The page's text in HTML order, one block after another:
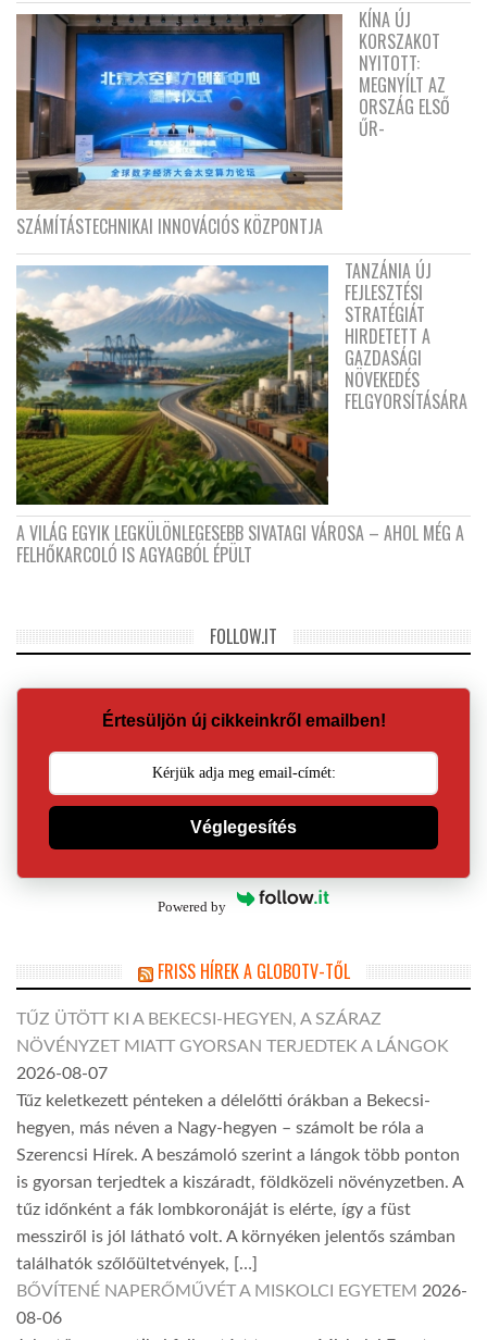
KÍNA ÚJ
KORSZAKOT
NYITOTT:
MEGNYÍLT AZ
ORSZÁG ELSŐ
ŰR-
SZÁMÍTÁSTECHNIKAI INNOVÁCIÓS KÖZPONTJA
TANZÁNIA ÚJ
FEJLESZTÉSI
STRATÉGIÁT
HIRDETETT A
GAZDASÁGI
NÖVEKEDÉS
FELGYORSÍTÁSÁRA
A VILÁG EGYIK LEGKÜLÖNLEGESEBB SIVATAGI VÁROSA – AHOL MÉG A
FELHŐKARCOLÓ IS AGYAGBÓL ÉPÜLT
FOLLOW.IT
Értesüljön új cikkeinkről emailben!
Véglegesítés
Powered by
FRISS HÍREK A GLOBOTV-TŐL
TŰZ ÜTÖTT KI A BEKECSI-HEGYEN, A SZÁRAZ
NÖVÉNYZET MIATT GYORSAN TERJEDTEK A LÁNGOK
2026-08-07
Tűz keletkezett pénteken a délelőtti órákban a Bekecsi-
hegyen, más néven a Nagy-hegyen – számolt be róla a
Szerencsi Hírek. A beszámoló szerint a lángok több ponton
is gyorsan terjedtek a kiszáradt, földközeli növényzetben. A
tűz időnként a fák lombkoronáját is elérte, így a füst
messziről is jól látható volt. A környéken jelentős számban
találhatók szőlőültetvények, […]
BŐVÍTENÉ NAPERŐMŰVÉT A MISKOLCI EGYETEM 2026-
08-06